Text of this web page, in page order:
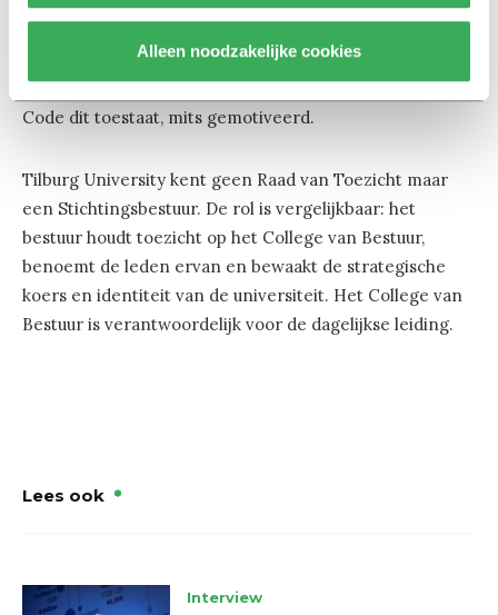
Alleen noodzakelijke cookies
daarna met maximaal twee jaar kan worden verlengd) is
niet gebruikelijk, hoewel de Corporate Governance
Code dit toestaat, mits gemotiveerd.
Tilburg University kent geen Raad van Toezicht maar
een Stichtingsbestuur. De rol is vergelijkbaar: het
bestuur houdt toezicht op het College van Bestuur,
benoemt de leden ervan en bewaakt de strategische
koers en identiteit van de universiteit. Het College van
Bestuur is verantwoordelijk voor de dagelijkse leiding.
Lees ook
Interview